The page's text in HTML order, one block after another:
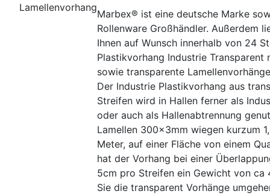
Lamellenvorhang
Marbex® ist eine deutsche Marke
Rollenware Großhändler. Außerdem
Ihnen auf Wunsch innerhalb von 24
Plastikvorhang Industrie Transparent
sowie transparente
Der Industrie Plastikvorhang aus
Streifen wird in Hallen ferner als
oder auch als Hallenabtrennung
Lamellen 300x3mm wiegen kurzum
Meter, auf einer Fläche von einem
hat der Vorhang bei einer
5cm pro Streifen ein Gewicht von ca
Sie die transparent Vorhänge